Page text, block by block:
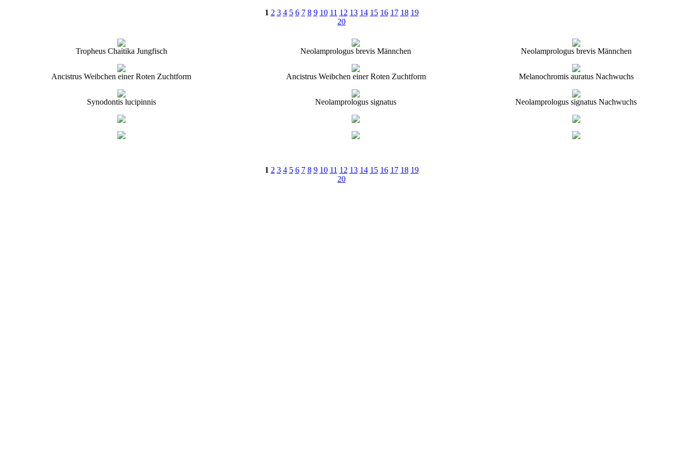
1 2 3 4 5 6 7 8 9 10 11 12 13 14 15 16 17 18 19
20
Tropheus Chaitika Jungfisch Neolamprologus brevis Männchen Neolamprologus brevis Männchen
Ancistrus Weibchen einer Roten Zuchtform Ancistrus Weibchen einer Roten Zuchtform Melanochromis auratus Nachwuchs
Synodontis lucipinnis Neolamprologus signatus Neolamprologus signatus Nachwuchs
1 2 3 4 5 6 7 8 9 10 11 12 13 14 15 16 17 18 19
20